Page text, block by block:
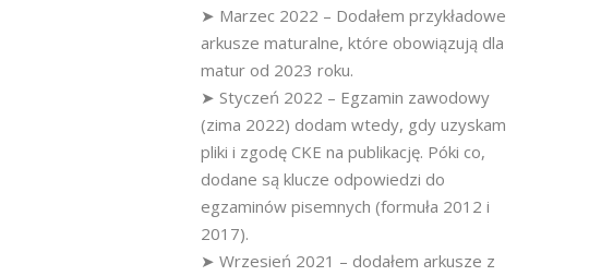
➤ Marzec 2022 – Dodałem przykładowe
arkusze maturalne, które obowiązują dla
matur od 2023 roku.
➤ Styczeń 2022 – Egzamin zawodowy
(zima 2022) dodam wtedy, gdy uzyskam
pliki i zgodę CKE na publikację. Póki co,
dodane są klucze odpowiedzi do
egzaminów pisemnych (formuła 2012 i
2017).
➤ Wrzesień 2021 – dodałem arkusze z